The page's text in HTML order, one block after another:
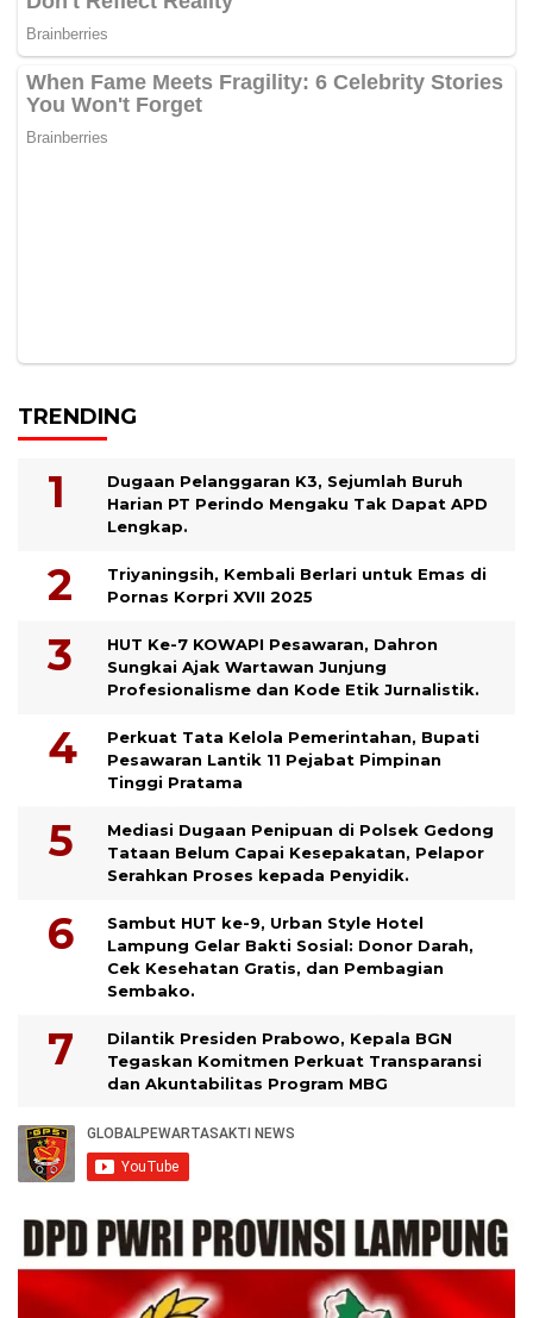
TRENDING
Dugaan Pelanggaran K3, Sejumlah Buruh
Harian PT Perindo Mengaku Tak Dapat APD
Lengkap.
Triyaningsih, Kembali Berlari untuk Emas di
Pornas Korpri XVII 2025
HUT Ke-7 KOWAPI Pesawaran, Dahron
Sungkai Ajak Wartawan Junjung
Profesionalisme dan Kode Etik Jurnalistik.
Perkuat Tata Kelola Pemerintahan, Bupati
Pesawaran Lantik 11 Pejabat Pimpinan
Tinggi Pratama
Mediasi Dugaan Penipuan di Polsek Gedong
Tataan Belum Capai Kesepakatan, Pelapor
Serahkan Proses kepada Penyidik.
Sambut HUT ke-9, Urban Style Hotel
Lampung Gelar Bakti Sosial: Donor Darah,
Cek Kesehatan Gratis, dan Pembagian
Sembako.
Dilantik Presiden Prabowo, Kepala BGN
Tegaskan Komitmen Perkuat Transparansi
dan Akuntabilitas Program MBG